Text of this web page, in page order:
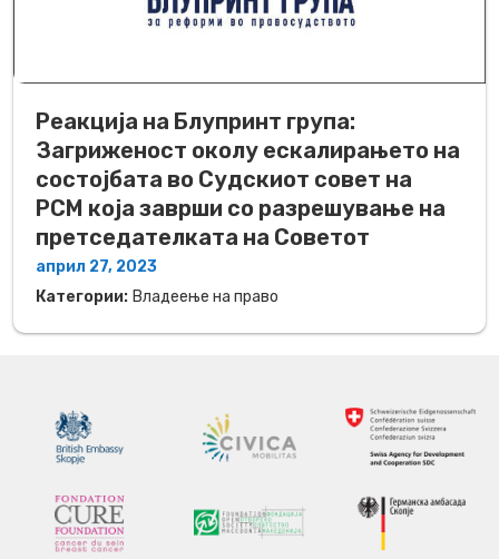
Реакција на Блупринт група:
Загриженост околу ескалирањето на
состојбата во Судскиот совет на
РСМ која заврши со разрешување на
претседателката на Советот
април 27, 2023
Категории: Владеење на право